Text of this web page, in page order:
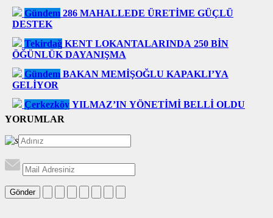
Gündem 286 MAHALLEDE ÜRETİME GÜÇLÜ
DESTEK
Tekirdağ KENT LOKANTALARINDA 250 BİN
ÖĞÜNLÜK DAYANIŞMA
Gündem BAKAN MEMİŞOĞLU KAPAKLI’YA
GELİYOR
Çerkezköy YILMAZ’IN YÖNETİMİ BELLİ OLDU
YORUMLAR
Gönder